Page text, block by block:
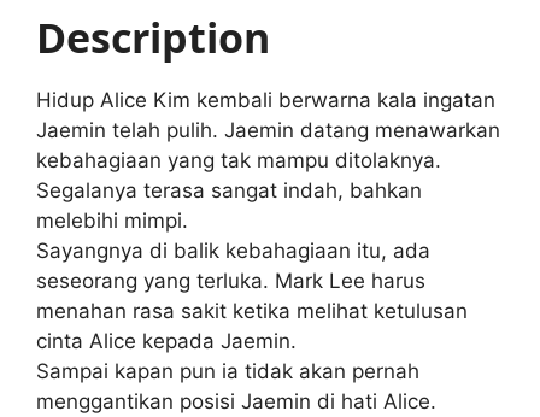
p
p
o
o
k
Description
Hidup Alice Kim kembali berwarna kala ingatan
Jaemin telah pulih. Jaemin datang menawarkan
kebahagiaan yang tak mampu ditolaknya.
Segalanya terasa sangat indah, bahkan
melebihi mimpi.
Sayangnya di balik kebahagiaan itu, ada
seseorang yang terluka. Mark Lee harus
menahan rasa sakit ketika melihat ketulusan
cinta Alice kepada Jaemin.
Sampai kapan pun ia tidak akan pernah
menggantikan posisi Jaemin di hati Alice.